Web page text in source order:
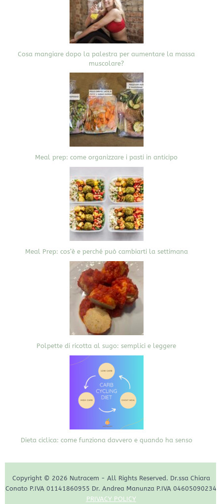
Cosa mangiare dopo la palestra per aumentare la massa
muscolare?
Meal prep: come organizzare i pasti in anticipo
Meal Prep: cos’è e perché può cambiarti la settimana
Polpette di ricotta al sugo: semplici e leggere
Dieta ciclica: come funziona davvero e quando ha senso
Copyright © 2026 Nutracem - All Rights Reserved. Dr.ssa Chiara
Conato P.IVA 01141860955 Dr. Andrea Manunza P.IVA 04605090234
PRIVACY POLICY